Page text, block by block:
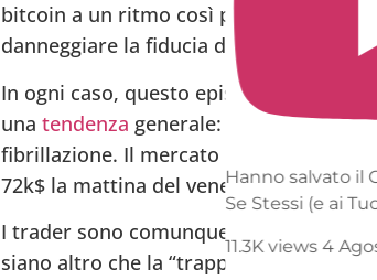
bitcoin a un ritmo così prodigioso, ma
danneggiare la fiducia del mercato.
In ogni caso, questo episodio è solo
una tendenza generale: la vendita
fibrillazione. Il mercato ha toccato i
72k$ la mattina del venerdì precedente.
I trader sono comunque rimasti del
siano altro che la “trappola per orsi”
Hanno salvato il
Se Stessi (e ai
11.3K views 4